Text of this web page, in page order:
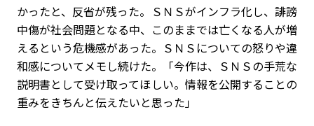
かったと、反省が残った。ＳＮＳがインフラ化し、誹謗
中傷が社会問題となる中、このままでは亡くなる人が増
えるという危機感があった。ＳＮＳについての怒りや違
和感についてメモし続けた。「今作は、ＳＮＳの手荒な
説明書として受け取ってほしい。情報を公開することの
重みをきちんと伝えたいと思った」